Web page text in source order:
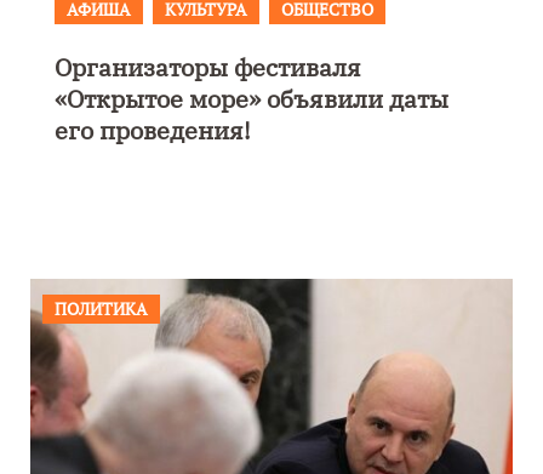
АФИША
В Калининграде пройдет
фестиваль искусств «Зимние
каникулы на Балтике»
ПОЛИТИКА